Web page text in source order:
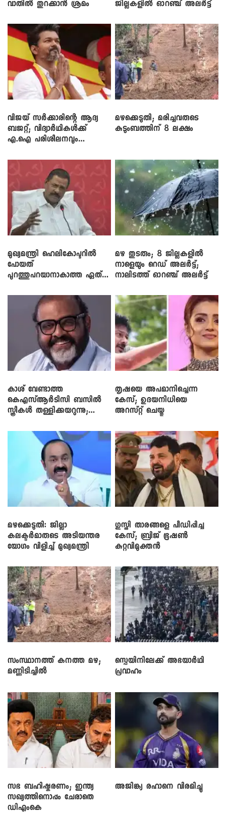
വാതിൽ തുറക്കാൻ ശ്രമം ജില്ലകളിൽ ഓറഞ്ച് അലർട്ട്
വിജയ് സർക്കാരിന്റെ ആദ്യ
ബജറ്റ്; വിദ്യാർഥികൾക്ക്
എ.ഐ പരിശീലനവും
മഴക്കെടുതി; മരിച്ചവരുടെ
കുടുംബത്തിന് 8 ലക്ഷം
മുഖ്യമന്ത്രി ഹെലികോപ്ടറിൽ
പോയത്
പുറത്തുപറയാനാകാത്ത ഏത്
മഴ തുടരും; 8 ജില്ലകളിൽ
നാളെയും റെഡ് അലർട്ട്;
നാലിടത്ത് ഓറഞ്ച് അലർട്ട്
കാശ് വേണ്ടാത്ത
കെഎസ്ആർടിസി ബസിൽ
സ്ത്രീകൾ തള്ളിക്കയറുന്നു;
തൃഷയെ അപമാനിച്ചെന്ന
കേസ്; ഉദയനിധിയെ
അറസ്റ്റ് ചെയ്തു
മഴക്കെടുതി: ജില്ലാ
കലക്ടർമാരുടെ അടിയന്തര
യോഗം വിളിച്ച് മുഖ്യമന്ത്രി
​ഗുസ്തി താരങ്ങളെ പീഡിപ്പിച്ച
കേസ്; ബ്രിജ് ഭൂഷൺ
കുറ്റവിമുക്തൻ
സംസ്ഥാനത്ത് കനത്ത മഴ;
മണ്ണിടിച്ചിൽ
സ്പെയിനിലേക്ക് അഭയാർഥി
പ്രവാഹം
സഭ ബഹിഷ്കരണം; ഇന്ത്യ
സഖ്യത്തിനൊപ്പം ചേരാതെ
ഡിഎംകെ
അജിങ്ക്യ രഹാനെ വിരമിച്ചു